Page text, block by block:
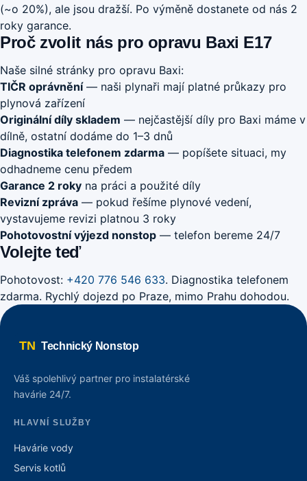
(~o 20%), ale jsou dražší. Po výměně dostanete od nás 2
roky garance.
Proč zvolit nás pro opravu Baxi E17
Naše silné stránky pro opravu Baxi:
TIČR oprávnění— naši plynaři mají platné průkazy pro
plynová zařízení
Originální díly skladem — nejčastější díly pro Baxi máme v
dílně, ostatní dodáme do 1–3 dnů
Diagnostika telefonem zdarma — popíšete situaci, my
odhadneme cenu předem
Garance 2 roky na práci a použité díly
Revizní zpráva — pokud řešíme plynové vedení,
vystavujeme revizi platnou 3 roky
Pohotovostní výjezd nonstop — telefon bereme 24/7
Volejte teď
Pohotovost: +420 776 546 633. Diagnostika telefonem
zdarma. Rychlý dojezd po Praze, mimo Prahu dohodou.
TN Technický Nonstop
Váš spolehlivý partner pro instalatérské
havárie 24/7.
HLAVNÍ SLUŽBY
Havárie vody
Servis kotlů